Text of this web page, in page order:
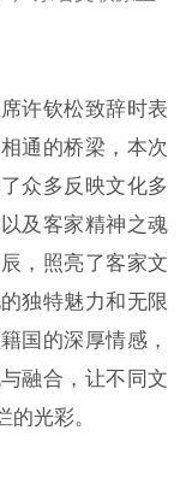
许钦松致辞时表
通的桥梁，本次
众多反映文化多
及客家精神之魂
，照亮了客家文
独特魅力和无限
国的深厚情感，
融合，让不同文
光彩。